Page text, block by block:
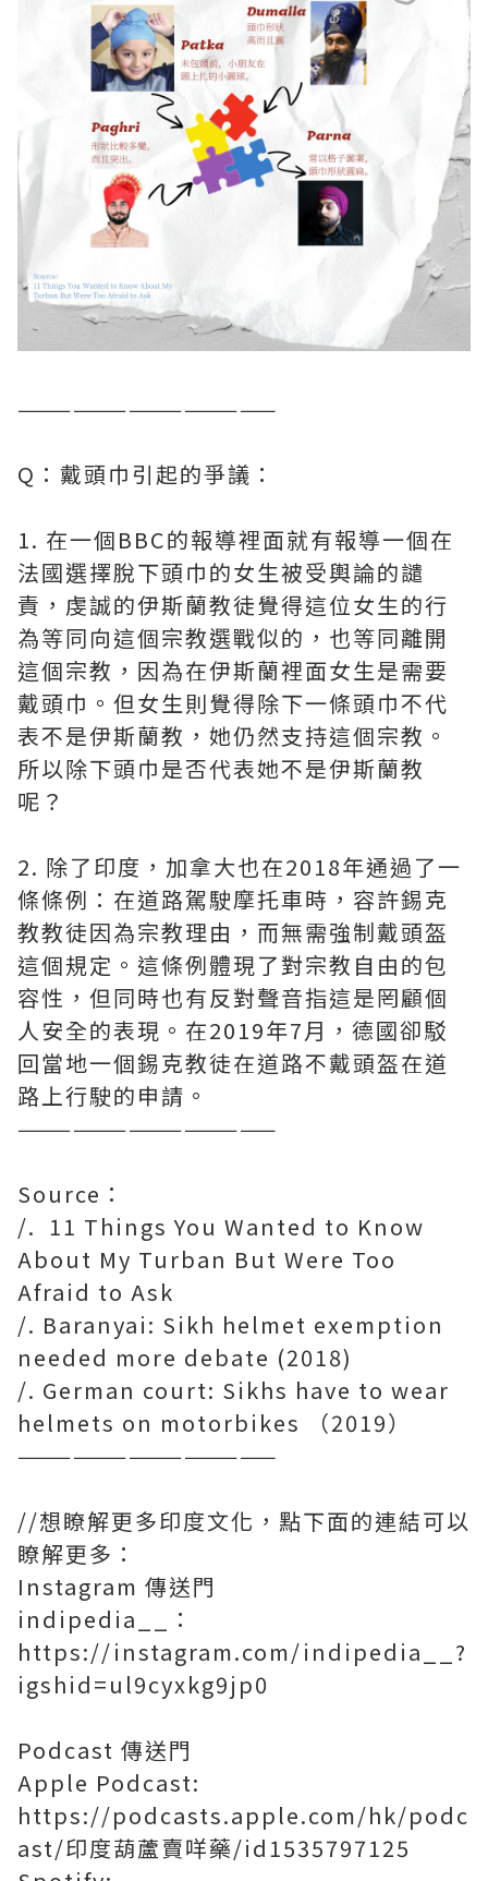
​——————————————
Q：戴頭巾引起的爭議：
1. 在一個BBC的報導裡面就有報導一個在
法國選擇脫下頭巾的女生被受輿論的譴
責，虔誠的伊斯蘭教徒覺得這位女生的行
為等同向這個宗教選戰似的，也等同離開
這個宗教，因為在伊斯蘭裡面女生是需要
戴頭巾。但女生則覺得除下一條頭巾不代
表不是伊斯蘭教，她仍然支持這個宗教。
所以除下頭巾是否代表她不是伊斯蘭教
呢？
2. 除了印度，加拿大也在2018年通過了一
條條例：在道路駕駛摩托車時，容許錫克
教教徒因為宗教理由，而無需強制戴頭盔
這個規定。這條例體現了對宗教自由的包
容性，但同時也有反對聲音指這是罔顧個
人安全的表現。在2019年7月，德國卻駁
回當地一個錫克教徒在道路不戴頭盔在道
路上行駛的申請。
——————————————
Source：
/. 11 Things You Wanted to Know
About My Turban But Were Too
Afraid to Ask
/. Baranyai: Sikh helmet exemption
needed more debate (2018)
/. German court: Sikhs have to wear
helmets on motorbikes （2019）
——————————————
//想瞭解更多印度文化，點下面的連結可以
瞭解更多：
Instagram 傳送門
indipedia__：
https://instagram.com/indipedia__?
igshid=ul9cyxkg9jp0
Podcast 傳送門
Apple Podcast:
https://podcasts.apple.com/hk/podc
ast/印度葫蘆賣咩藥/id1535797125